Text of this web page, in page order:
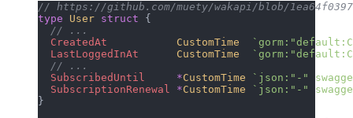
// https://github.com/muety/wakapi/blob/
type User struct {
  // ...
  CreatedAt
           CustomTime
  LastLoggedInAt
      CustomTime
  // ...
  SubscribedUntil
     *
CustomTime `json:"-"
  SubscriptionRenewal
*CustomTime `json:"-"
}